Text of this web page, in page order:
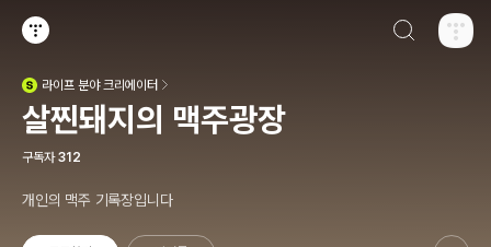
라이프분야 크리에이터
살찐돼지의 맥주광장
구독자 312
개인의 맥주 기록장입니다